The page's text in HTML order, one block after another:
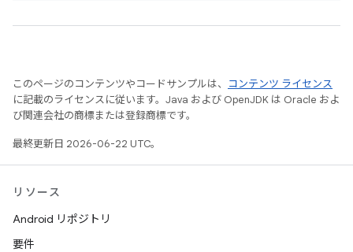
このページのコンテンツやコードサンプルは、
コンテンツ ライセンス
に記載のライセンスに従います。Java および OpenJDK は Oracle およ
び関連会社の商標または登録商標です。
最終更新日 2026-06-22 UTC。
リソース
Android リポジトリ
要件